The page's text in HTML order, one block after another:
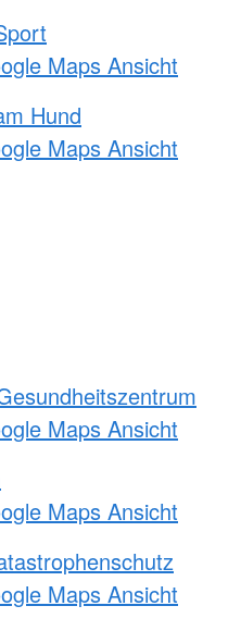
Maps Ansicht
Hund
Maps Ansicht
Maps Ansicht
Maps Ansicht
Maps Ansicht